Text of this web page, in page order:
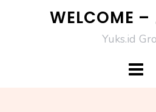
WELCOME –
Yuks.id